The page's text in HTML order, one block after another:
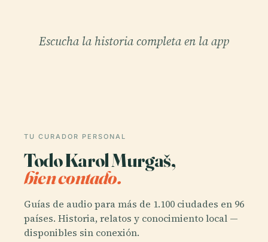
Escucha la historia completa en la app
TU CURADOR PERSONAL
Todo Karol Murgaš,
bien contado.
Guías de audio para más de 1.100 ciudades en 96
países. Historia, relatos y conocimiento local —
disponibles sin conexión.